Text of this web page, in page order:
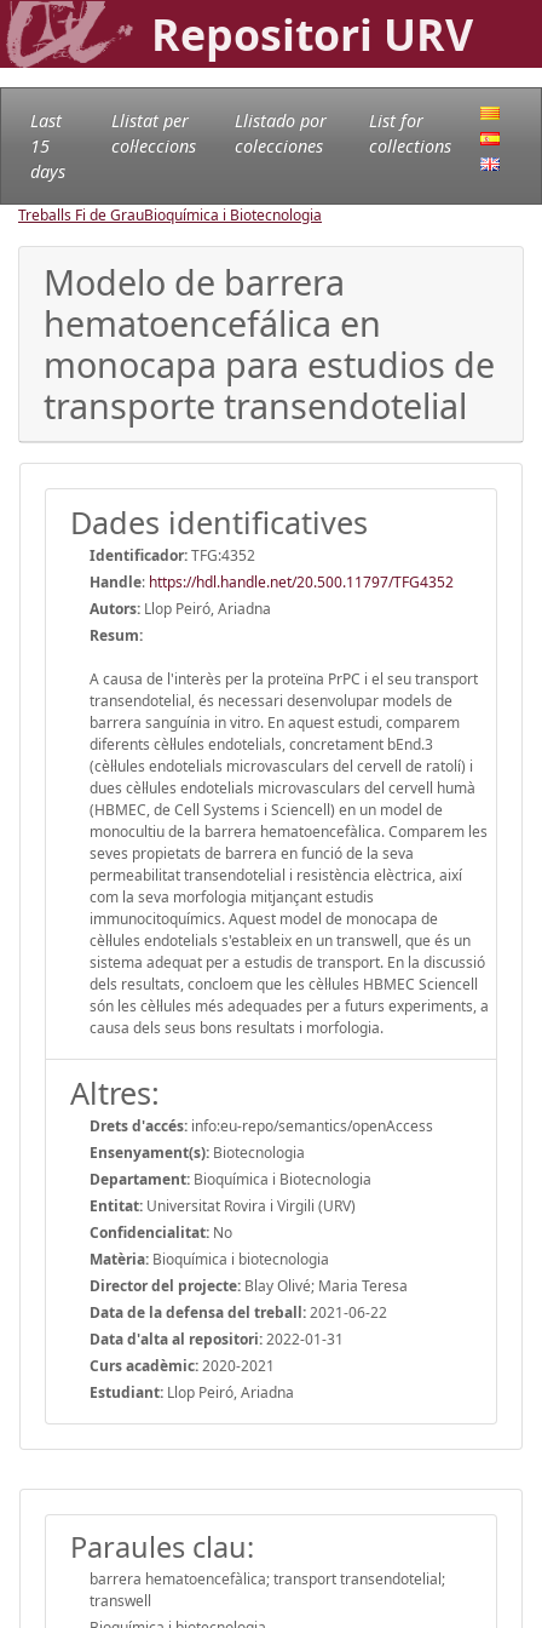
Repositori URV
Last
15
days
Llistat per
col·leccions
Llistado por
colecciones
List for
collections
Treballs Fi de GrauBioquímica i Biotecnologia
Modelo de barrera
hematoencefálica en
monocapa para estudios de
transporte transendotelial
Dades identificatives
Identificador:TFG:4352
Handle: https://hdl.handle.net/20.500.11797/TFG4352
Autors: Llop Peiró, Ariadna
Resum:
A causa de l'interès per la proteïna PrPC i el seu transport
transendotelial, és necessari desenvolupar models de
barrera sanguínia in vitro. En aquest estudi, comparem
diferents cèl·lules endotelials, concretament bEnd.3
(cèl·lules endotelials microvasculars del cervell de ratolí) i
dues cèl·lules endotelials microvasculars del cervell humà
(HBMEC, de Cell Systems i Sciencell) en un model de
monocultiu de la barrera hematoencefàlica. Comparem les
seves propietats de barrera en funció de la seva
permeabilitat transendotelial i resistència elèctrica, així
com la seva morfologia mitjançant estudis
immunocitoquímics. Aquest model de monocapa de
cèl·lules endotelials s'estableix en un transwell, que és un
sistema adequat per a estudis de transport. En la discussió
dels resultats, concloem que les cèl·lules HBMEC Sciencell
són les cèl·lules més adequades per a futurs experiments, a
causa dels seus bons resultats i morfologia.
Altres:
Drets d'accés: info:eu-repo/semantics/openAccess
Ensenyament(s): Biotecnologia
Departament: Bioquímica i Biotecnologia
Entitat: Universitat Rovira i Virgili (URV)
Confidencialitat: No
Matèria: Bioquímica i biotecnologia
Director del projecte: Blay Olivé; Maria Teresa
Data de la defensa del treball:2021-06-22
Data d'alta al repositori:2022-01-31
Curs acadèmic:2020-2021
Estudiant: Llop Peiró, Ariadna
Paraules clau:
barrera hematoencefàlica; transport transendotelial;
transwell